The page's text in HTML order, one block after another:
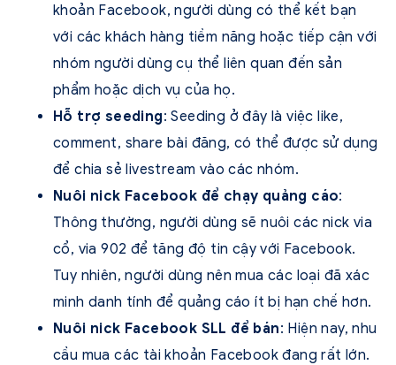
khoản Facebook, người dùng có thể kết bạn
với các khách hàng tiềm năng hoặc tiếp cận với
nhóm người dùng cụ thể liên quan đến sản
phẩm hoặc dịch vụ của họ.
Hỗ trợ seeding: Seeding ở đây là việc like,
comment, share bài đăng, có thể được sử dụng
để chia sẻ livestream vào các nhóm.
Nuôi nick Facebook để chạy quảng cáo:
Thông thường, người dùng sẽ nuôi các nick via
cổ, via 902 để tăng độ tin cậy với Facebook.
Tuy nhiên, người dùng nên mua các loại đã xác
minh danh tính để quảng cáo ít bị hạn chế hơn.
Nuôi nick Facebook SLL để bán: Hiện nay, nhu
cầu mua các tài khoản Facebook đang rất lớn.